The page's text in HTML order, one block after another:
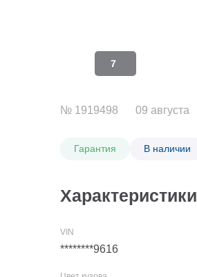
7
№ 1919498 09 августа
Гарантия В наличии
Характеристики
********9616